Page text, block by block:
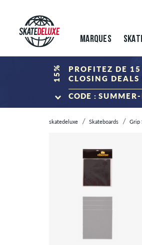
MARQUES
15%
PROFITEZ DE
CLOSING
CODE :
*Valable uniquement jusqu'au
skatedeluxe Skateboards Grip